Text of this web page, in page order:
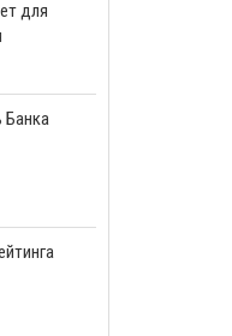
для
Банка